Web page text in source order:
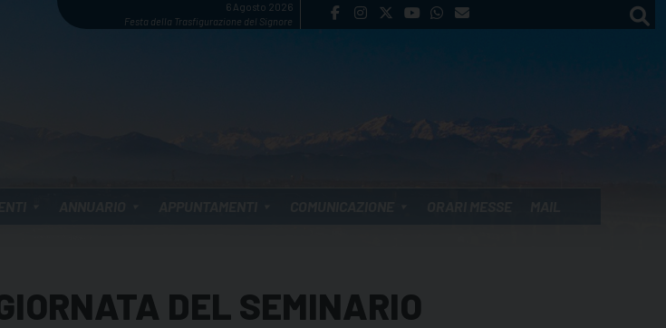
6 Agosto 2026
Festa della Trasfigurazione del Signore
DEL SEMINARIO